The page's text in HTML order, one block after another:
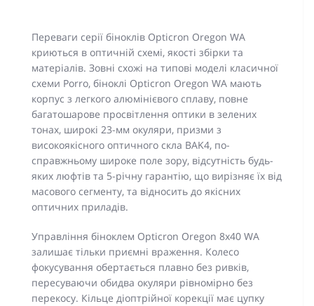
Переваги серії біноклів Opticron Oregon WA
криються в оптичній схемі, якості збірки та
матеріалів. Зовні схожі на типові моделі класичної
схеми Porro, біноклі Opticron Oregon WA мають
корпус з легкого алюмінієвого сплаву, повне
багатошарове просвітлення оптики в зелених
тонах, широкі 23-мм окуляри, призми з
високоякісного оптичного скла BAK4, по-
справжньому широке поле зору, відсутність будь-
яких люфтів та 5-річну гарантію, що вирізняє їх від
масового сегменту, та відносить до якісних
оптичних приладів.
Управління біноклем Opticron Oregon 8x40 WA
залишає тільки приємні враження. Колесо
фокусування обертається плавно без ривків,
пересуваючи обидва окуляри рівномірно без
перекосу. Кільце діоптрійної корекції має цупку